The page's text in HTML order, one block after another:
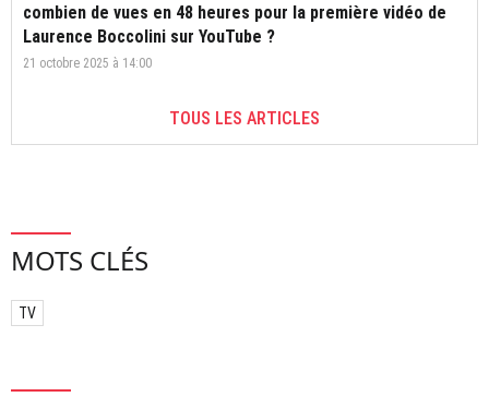
combien de vues en 48 heures pour la première vidéo de
Laurence Boccolini sur YouTube ?
21 octobre 2025 à 14:00
TOUS LES ARTICLES
MOTS CLÉS
TV